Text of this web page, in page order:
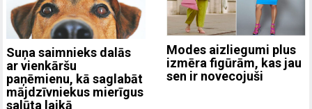
Suņa saimnieks dalās
ar vienkāršu
paņēmienu, kā saglabāt
mājdzīvniekus mierīgus
salūta laikā
Modes aizliegumi plus
izmēra figūrām, kas jau
sen ir novecojuši